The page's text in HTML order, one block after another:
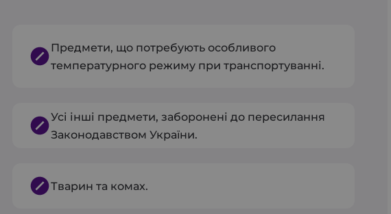
Предмети, що потребують особливого
температурного режиму при транспортуванні.
Усі інші предмети, заборонені до пересилання
Законодавством України.
Тварин та комах.